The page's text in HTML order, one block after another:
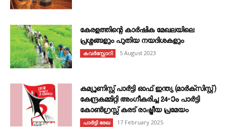
കേരളത്തിന്റെ കാർഷിക മേഖലയിലെ
പ്രശ്നങ്ങളും പുതിയ നയദിശകളും
കവര്‍സ്റ്റോറി 5 August 2023
കമ്യൂണിസ്റ്റ് പാർട്ടി ഓഫ് ഇന്ത്യ (മാർക്സിസ്റ്റ്)
കേന്ദ്രകമ്മിറ്റി അംഗീകരിച്ച 24‐ാം പാർട്ടി
കോൺഗ്രസ്സ് കരട് രാഷ്ട്രീയ പ്രമേയം
പാർട്ടി രേഖ 17 February 2025